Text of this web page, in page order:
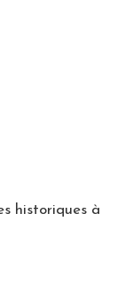
historiques à